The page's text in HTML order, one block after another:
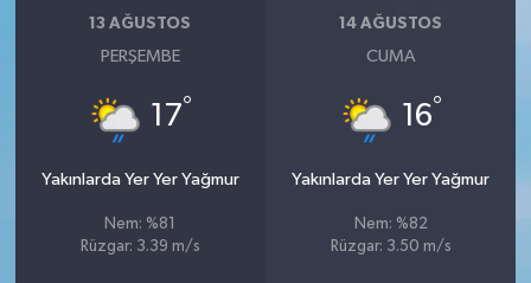
13 AĞUSTOS
PERŞEMBE
17°
Yakınlarda Yer Yer Yağmur
Nem: %81
Rüzgar: 3.39 m/s
14 AĞUSTOS
CUMA
16°
Yakınlarda Yer Yer Yağmur
Nem: %82
Rüzgar: 3.50 m/s